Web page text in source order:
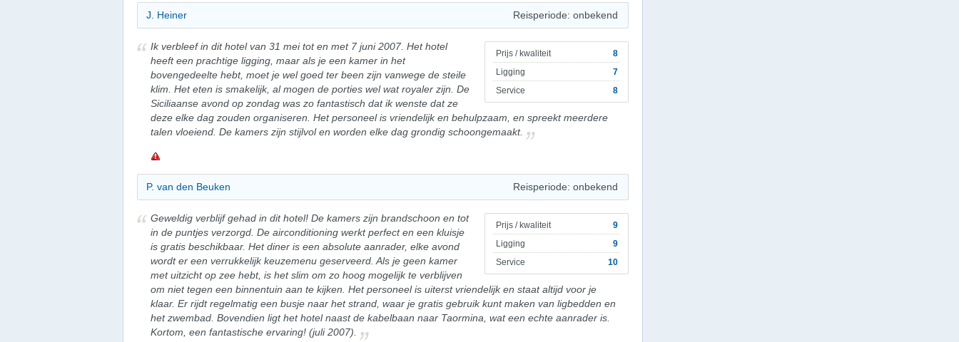
J. Heiner Reisperiode: onbekend
Prijs / kwaliteit
8
Ligging
7
Service
8
Ik verbleef in dit hotel van 31 mei tot en met 7 juni 2007. Het hotel
heeft een prachtige ligging, maar als je een kamer in het
bovengedeelte hebt, moet je wel goed ter been zijn vanwege de steile
klim. Het eten is smakelijk, al mogen de porties wel wat royaler zijn. De
Siciliaanse avond op zondag was zo fantastisch dat ik wenste dat ze
deze elke dag zouden organiseren. Het personeel is vriendelijk en behulpzaam, en spreekt meerdere
talen vloeiend. De kamers zijn stijlvol en worden elke dag grondig schoongemaakt.
P. van den Beuken Reisperiode: onbekend
Prijs / kwaliteit
9
Ligging
9
Service
10
Geweldig verblijf gehad in dit hotel! De kamers zijn brandschoon en tot
in de puntjes verzorgd. De airconditioning werkt perfect en een kluisje
is gratis beschikbaar. Het diner is een absolute aanrader, elke avond
wordt er een verrukkelijk keuzemenu geserveerd. Als je geen kamer
met uitzicht op zee hebt, is het slim om zo hoog mogelijk te verblijven
om niet tegen een binnentuin aan te kijken. Het personeel is uiterst vriendelijk en staat altijd voor je
klaar. Er rijdt regelmatig een busje naar het strand, waar je gratis gebruik kunt maken van ligbedden en
het zwembad. Bovendien ligt het hotel naast de kabelbaan naar Taormina, wat een echte aanrader is.
Kortom, een fantastische ervaring! (juli 2007).